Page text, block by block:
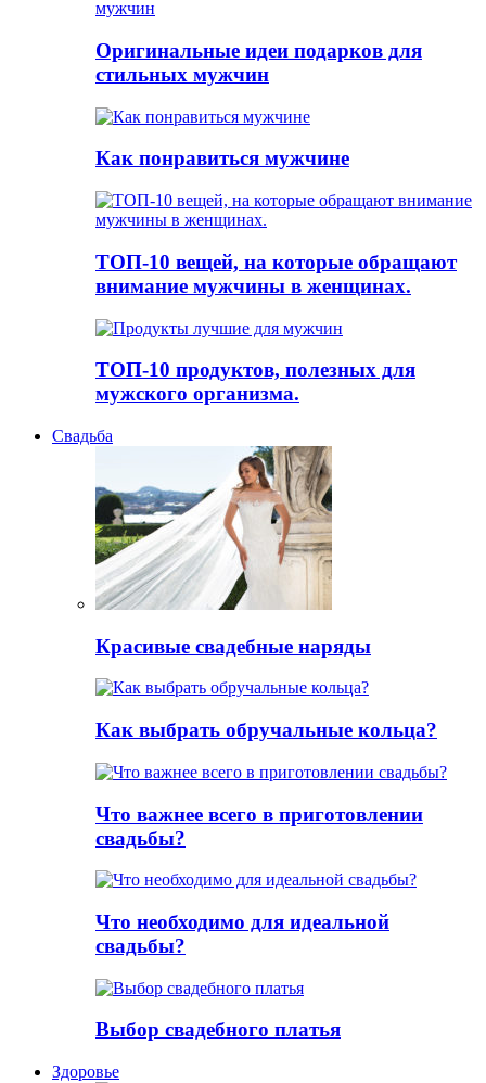
Оригинальные идеи подарков для
стильных мужчин
Как понравиться мужчине
ТОП-10 вещей, на которые обращают
внимание мужчины в женщинах.
ТОП-10 продуктов, полезных для
мужского организма.
Свадьба
Красивые свадебные наряды
Как выбрать обручальные кольца?
Что важнее всего в приготовлении
свадьбы?
Что необходимо для идеальной
свадьбы?
Выбор свадебного платья
Здоровье